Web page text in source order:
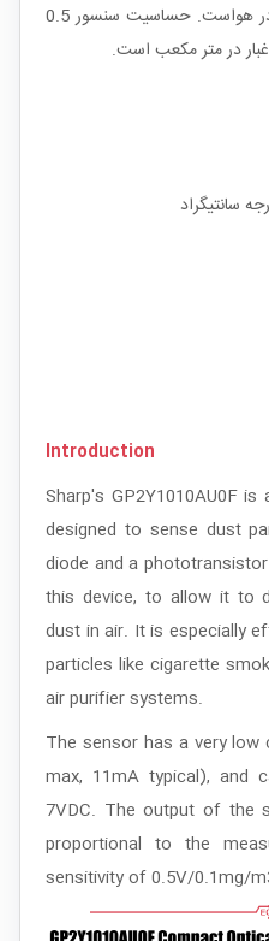
غلظت گرد و غبار و خاک موجود در هواست. حساسیت سنسور 0.5
Introduction
Sharp's GP2Y1010AU0F
designed to sense dust
diode and a
this device, to allow it to
dust in air. It is especially
particles like cigarette
air purifier systems.
The sensor has a very
max, 11mA typical), and
7VDC. The output of the
proportional to the
sensitivity of 0.5V/0.1mg/